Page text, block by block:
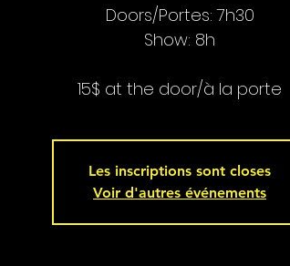
Doors/Portes: 7h30
Show: 8h
Les inscriptions sont closes
Voir d'autres événements